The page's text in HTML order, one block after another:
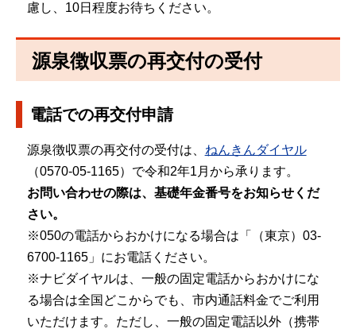
慮し、10日程度お待ちください。
源泉徴収票の再交付の受付
電話での再交付申請
源泉徴収票の再交付の受付は、 ねんきんダイヤル
（0570-05-1165）で令和2年1月から承ります。
お問い合わせの際は、基礎年金番号をお知らせくだ
さい。
※050の電話からおかけになる場合は「（東京）03-
6700-1165」にお電話ください。
※ナビダイヤルは、一般の固定電話からおかけにな
る場合は全国どこからでも、市内通話料金でご利用
いただけます。ただし、一般の固定電話以外（携帯